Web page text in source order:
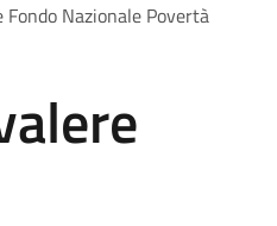
Nazionale Povertà